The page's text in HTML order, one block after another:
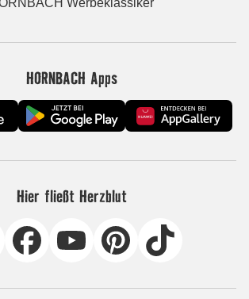
Werbeklassiker
HORNBACH Apps
Hier fließt Herzblut